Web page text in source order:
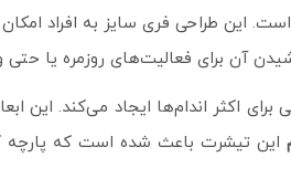
این طراحی فری سایز به افراد امکان
آن برای فعالیت‌های روزمره
برای اکثر اندام‌ها ایجاد می‌کند. این
این تیشرت باعث شده است که پارچه